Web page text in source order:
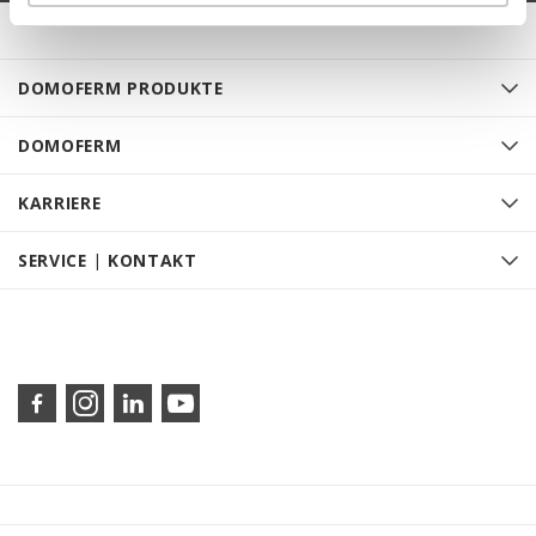
DOMOFERM PRODUKTE
DOMOFERM
KARRIERE
SERVICE | KONTAKT